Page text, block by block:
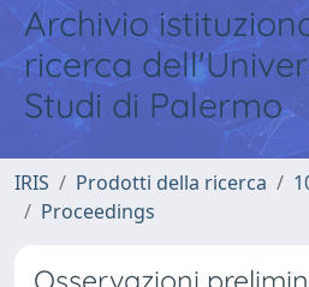
Archivio
ricerca
Studi di Palermo
IRIS Prodotti della ricerca
Proceedings